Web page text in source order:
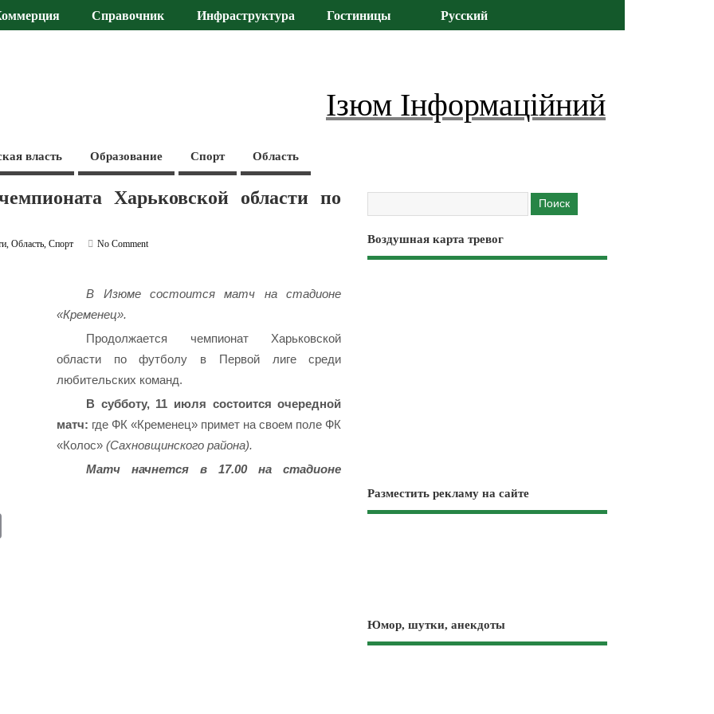
Справочник Инфраструктура Гостиницы Русский
Ізюм Інформаційний
власть Образование Спорт Область
Харьковской области по
,Область,Спорт
No Comment
В Изюме состоится матч на стадионе
«Кременец».
Продолжается чемпионат Харьковской
области по футболу в Первой лиге среди
любительских команд.
В субботу, 11 июля состоится очередной
матч: где ФК «Кременец» примет на своем поле ФК
«Колос»(Сахновщинского района).
Матч начнется в 17.00 на стадионе
Воздушная карта тревог
Разместить рекламу на сайте
Юмор, шутки, анекдоты